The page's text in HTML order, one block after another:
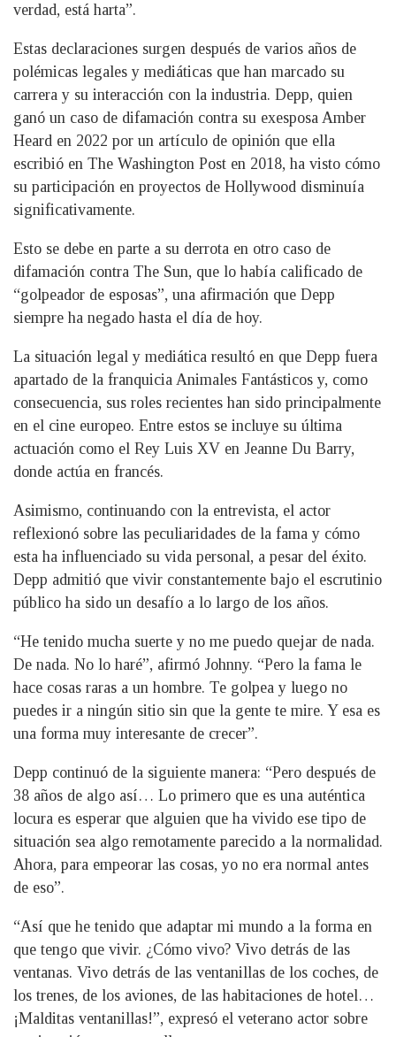
verdad, está harta”.
Estas declaraciones surgen después de varios años de
polémicas legales y mediáticas que han marcado su
carrera y su interacción con la industria. Depp, quien
ganó un caso de difamación contra su exesposa Amber
Heard en 2022 por un artículo de opinión que ella
escribió en The Washington Post en 2018, ha visto cómo
su participación en proyectos de Hollywood disminuía
significativamente.
Esto se debe en parte a su derrota en otro caso de
difamación contra The Sun, que lo había calificado de
“golpeador de esposas”, una afirmación que Depp
siempre ha negado hasta el día de hoy.
La situación legal y mediática resultó en que Depp fuera
apartado de la franquicia Animales Fantásticos y, como
consecuencia, sus roles recientes han sido principalmente
en el cine europeo. Entre estos se incluye su última
actuación como el Rey Luis XV en Jeanne Du Barry,
donde actúa en francés.
Asimismo, continuando con la entrevista, el actor
reflexionó sobre las peculiaridades de la fama y cómo
esta ha influenciado su vida personal, a pesar del éxito.
Depp admitió que vivir constantemente bajo el escrutinio
público ha sido un desafío a lo largo de los años.
“He tenido mucha suerte y no me puedo quejar de nada.
De nada. No lo haré”, afirmó Johnny. “Pero la fama le
hace cosas raras a un hombre. Te golpea y luego no
puedes ir a ningún sitio sin que la gente te mire. Y esa es
una forma muy interesante de crecer”.
Depp continuó de la siguiente manera: “Pero después de
38 años de algo así… Lo primero que es una auténtica
locura es esperar que alguien que ha vivido ese tipo de
situación sea algo remotamente parecido a la normalidad.
Ahora, para empeorar las cosas, yo no era normal antes
de eso”.
“Así que he tenido que adaptar mi mundo a la forma en
que tengo que vivir. ¿Cómo vivo? Vivo detrás de las
ventanas. Vivo detrás de las ventanillas de los coches, de
los trenes, de los aviones, de las habitaciones de hotel…
¡Malditas ventanillas!”, expresó el veterano actor sobre